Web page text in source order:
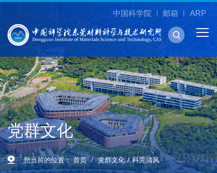
中国科学院 邮箱 ARP
党群文化
您当前的位置：首页 党群文化 科莞清风